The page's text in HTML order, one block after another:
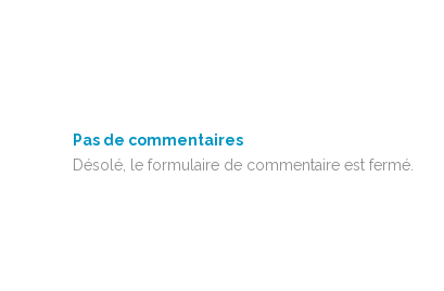
Pas de commentaires
Désolé, le formulaire de commentaire est fermé.